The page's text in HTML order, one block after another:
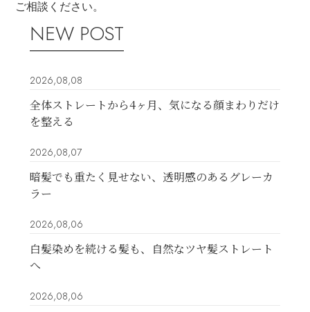
ご相談ください。
NEW POST
2026,08,08
全体ストレートから4ヶ月、気になる顔まわりだけ
を整える
2026,08,07
暗髪でも重たく見せない、透明感のあるグレーカ
ラー
2026,08,06
白髪染めを続ける髪も、自然なツヤ髪ストレート
へ
2026,08,06